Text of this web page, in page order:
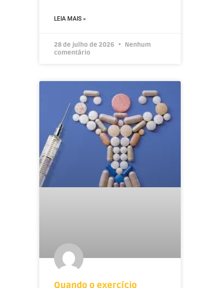
LEIA MAIS »
28 de julho de 2026
Nenhum
comentário
Quando o exercício